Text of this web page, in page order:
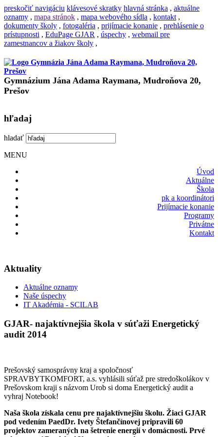
preskočiť navigáciu klávesové skratky hlavná stránka , aktuálne
oznamy , mapa stránok , mapa webového sídla , kontakt ,
dokumenty školy , fotogaléria , prijímacie konanie , prehlásenie o
prístupnosti , EduPage GJAR , úspechy , webmail pre
zamestnancov a žiakov školy ,
Gymnázium Jána Adama Raymana, Mudroňova 20,
Prešov
hľadaj
hladať
MENU
Úvod
Aktuálne
Škola
pk a koordinátori
Prijímacie konanie
Programy
Privátne
Kontakt
Aktuality
Aktuálne oznamy
Naše úspechy
IT Akadémia - SCILAB
GJAR- najaktívnejšia škola v súťaži Energetický
audit 2014
Prešovský samosprávny kraj a spoločnosť
SPRAVBYTKOMFORT, a.s. vyhlásili súťaž pre stredoškolákov v
Prešovskom kraji s názvom Urob si doma Energetický audit a
vyhraj Notebook!
Naša škola získala cenu pre najaktívnejšiu školu. Žiaci GJAR
pod vedením PaedDr. Ivety Štefančínovej pripravili 60
projektov zameraných na šetrenie energií v domácnosti. Prvé